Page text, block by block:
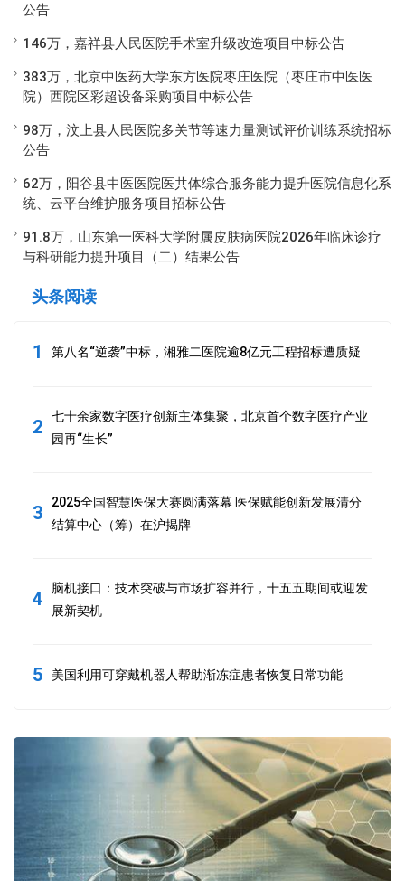
公告
146万，嘉祥县人民医院手术室升级改造项目中标公告
383万，北京中医药大学东方医院枣庄医院（枣庄市中医医
院）西院区彩超设备采购项目中标公告
98万，汶上县人民医院多关节等速力量测试评价训练系统招标
公告
62万，阳谷县中医医院医共体综合服务能力提升医院信息化系
统、云平台维护服务项目招标公告
91.8万，山东第一医科大学附属皮肤病医院2026年临床诊疗
与科研能力提升项目（二）结果公告
头条阅读
1 第八名“逆袭”中标，湘雅二医院逾8亿元工程招标遭质疑
2
七十余家数字医疗创新主体集聚，北京首个数字医疗产业
园再“生长”
3
2025全国智慧医保大赛圆满落幕 医保赋能创新发展清分
结算中心（筹）在沪揭牌
4
脑机接口：技术突破与市场扩容并行，十五五期间或迎发
展新契机
5 美国利用可穿戴机器人帮助渐冻症患者恢复日常功能